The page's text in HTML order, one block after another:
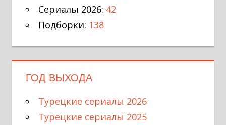
Сериалы 2026: 42
Подборки: 138
ГОД ВЫХОДА
Турецкие сериалы 2026
Турецкие сериалы 2025